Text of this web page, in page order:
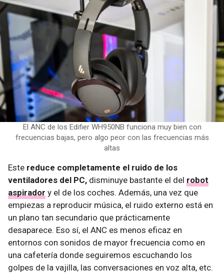
El ANC de los Edifier WH950NB funciona muy bien con
frecuencias bajas, pero algo peor con las frecuencias más
altas
Este reduce completamente el ruido de los
ventiladores del PC, disminuye bastante el del robot
aspirador y el de los coches. Además, una vez que
empiezas a reproducir música, el ruido externo está en
un plano tan secundario que prácticamente
desaparece. Eso sí, el ANC es menos eficaz en
entornos con sonidos de mayor frecuencia como en
una cafetería donde seguiremos escuchando los
golpes de la vajilla, las conversaciones en voz alta, etc.